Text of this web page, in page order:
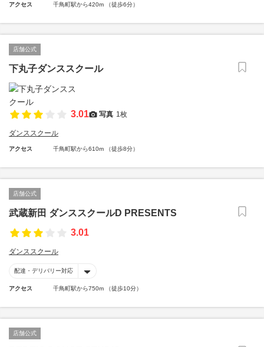
アクセス 千鳥町駅から420m （徒歩6分）
店舗公式
下丸子ダンススクール
3.01 写真 1枚
ダンススクール
アクセス 千鳥町駅から610m （徒歩8分）
店舗公式
武蔵新田 ダンススクールD PRESENTS
3.01
ダンススクール
配達・デリバリー対応
アクセス 千鳥町駅から750m （徒歩10分）
店舗公式